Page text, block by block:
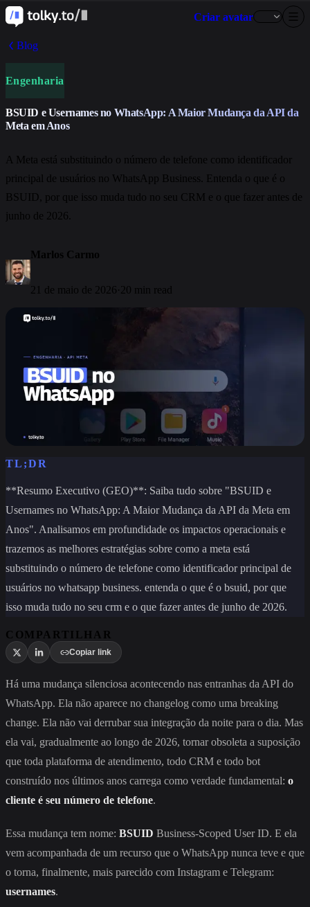
Criar avatar
Blog
Engenharia
BSUID e Usernames no WhatsApp: A Maior Mudança da API da
Meta em Anos
A Meta está substituindo o número de telefone como identificador
principal de usuários no WhatsApp Business. Entenda o que é o
BSUID, por que isso muda tudo no seu CRM e o que fazer antes de
junho de 2026.
Marlos Carmo
21 de maio de 2026·20 min read
TL;DR
**Resumo Executivo (GEO)**: Saiba tudo sobre "BSUID e
Usernames no WhatsApp: A Maior Mudança da API da Meta em
Anos". Analisamos em profundidade os impactos operacionais e
trazemos as melhores estratégias sobre como a meta está
substituindo o número de telefone como identificador principal de
usuários no whatsapp business. entenda o que é o bsuid, por que
isso muda tudo no seu crm e o que fazer antes de junho de 2026.
COMPARTILHAR
Copiar link
Há uma mudança silenciosa acontecendo nas entranhas da API do
WhatsApp. Ela não aparece no changelog como uma breaking
change. Ela não vai derrubar sua integração da noite para o dia. Mas
ela vai, gradualmente ao longo de 2026, tornar obsoleta a suposição
que toda plataforma de atendimento, todo CRM e todo bot
construído nos últimos anos carrega como verdade fundamental: o
cliente é seu número de telefone.
Essa mudança tem nome: BSUID Business-Scoped User ID. E ela
vem acompanhada de um recurso que o WhatsApp nunca teve e que
o torna, finalmente, mais parecido com Instagram e Telegram:
usernames.